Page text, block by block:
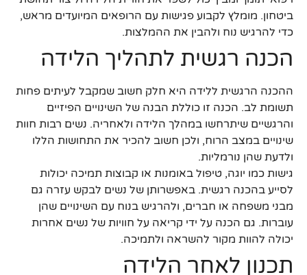
ביטחון. מומלץ לקבוע פגישות עם הרופאים המיועדים מראש,
כדי להרגיש נוח ולהבין את ההמלצות.
הכנה רגשית לתהליך הלידה
ההכנה הרגשית ללידה היא חלק חשוב שמקבל לעיתים פחות
תשומת לב. הכנה זו כוללת הבנה של השינויים הפיזיים
והרגשיים שיתרחשו במהלך הלידה ולאחריה. נשים רבות חוות
שינויים במצב הרוח, ולכן חשוב להכיר את התחושות הללו
ולדעת שהן נורמליות.
גישות כמו יוגה, טיפול באומנות או קבוצות תמיכה יכולות
לסייע בהכנה רגשית. באפשרותן של נשים לבקש עזרה גם
מבני משפחה או חברים, ולהרגיש בנוח עם השינויים שהן
עוברות. גם הכנה על ידי קריאה על חוויות של נשים אחרות
יכולה להוות מקור להשראה ולתמיכה.
תכנון לאחר הלידה